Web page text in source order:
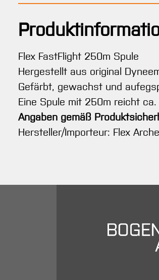
Flex FastFlight 250m Spule
Hergestellt aus original
Gefärbt, gewachst und
Eine Spule mit 250m reicht
Angaben gemäß
Hersteller/Importeur: Flex